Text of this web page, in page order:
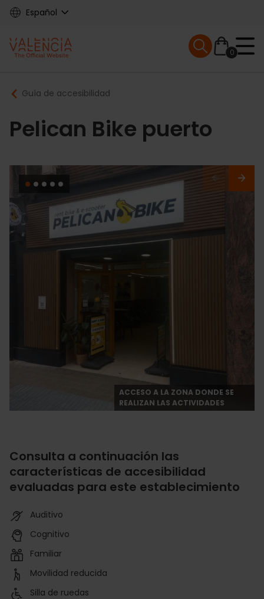
Skip
content
Español
Main
navigation
0
Mobile menu
Breadcrumb
Guía de accesibilidad
Pelican Bike puerto
ACCESO A LA ZONA DONDE SE
REALIZAN LAS ACTIVIDADES
Consulta a continuación las
características de accesibilidad
evaluadas para este establecimiento
Auditivo
Cognitivo
Familiar
Movilidad reducida
Silla de ruedas